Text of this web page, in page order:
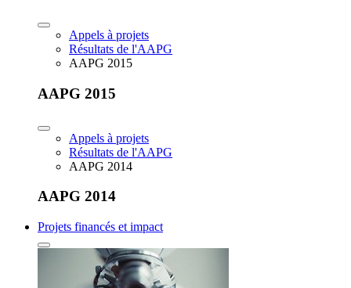
Appels à projets
Résultats de l'AAPG
AAPG 2015
AAPG 2015
Appels à projets
Résultats de l'AAPG
AAPG 2014
AAPG 2014
Projets financés et impact